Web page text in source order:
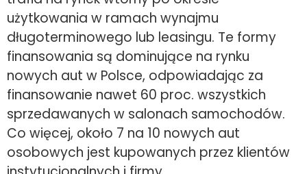
użytkowania w ramach wynajmu
długoterminowego lub leasingu. Te formy
finansowania są dominujące na rynku
nowych aut w Polsce, odpowiadając za
finansowanie nawet 60 proc. wszystkich
sprzedawanych w salonach samochodów.
Co więcej, około 7 na 10 nowych aut
osobowych jest kupowanych przez klientów